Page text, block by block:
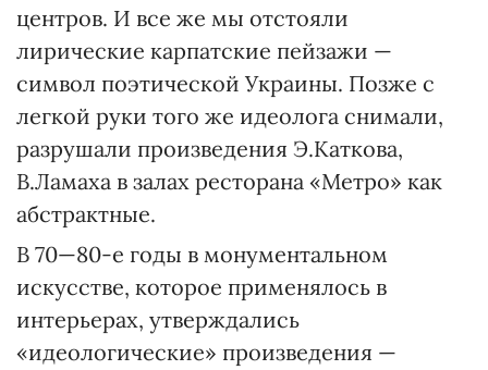
центров. И все же мы отстояли
лирические карпатские пейзажи —
символ поэтической Украины. Позже с
легкой руки того же идеолога снимали,
разрушали произведения Э.Каткова,
В.Ламаха в залах ресторана «Метро» как
абстрактные.
В 70—80-е годы в монументальном
искусстве, которое применялось в
интерьерах, утверждались
«идеологические» произведения —